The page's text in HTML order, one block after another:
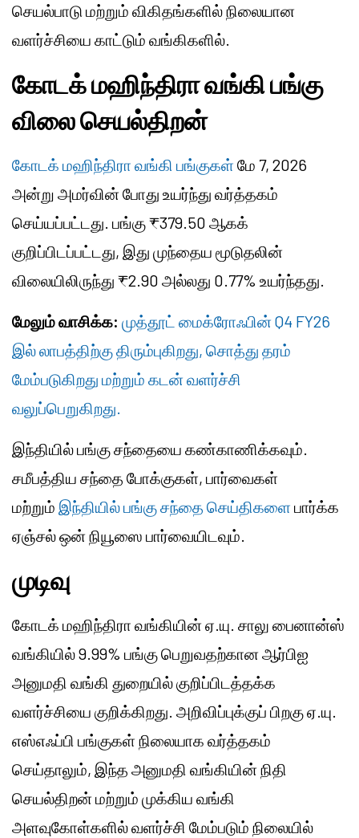
செயல்பாடு மற்றும் விகிதங்களில் நிலையான
வளர்ச்சியை காட்டும் வங்கிகளில்.
கோடக் மஹிந்திரா வங்கி பங்கு
விலை செயல்திறன்
கோடக் மஹிந்திரா வங்கி பங்குகள் மே 7, 2026
அன்று அமர்வின் போது உயர்ந்து வர்த்தகம்
செய்யப்பட்டது. பங்கு ₹379.50 ஆகக்
குறிப்பிடப்பட்டது, இது முந்தைய மூடுதலின்
விலையிலிருந்து ₹2.90 அல்லது 0.77% உயர்ந்தது.
மேலும் வாசிக்க: முத்தூட் மைக்ரோஃபின் Q4 FY26
இல் லாபத்திற்கு திரும்புகிறது, சொத்து தரம்
மேம்படுகிறது மற்றும் கடன் வளர்ச்சி
வலுப்பெறுகிறது.
இந்தியில் பங்கு சந்தையை கண்காணிக்கவும்.
சமீபத்திய சந்தை போக்குகள், பார்வைகள்
மற்றும் இந்தியில் பங்கு சந்தை செய்திகளை பார்க்க
ஏஞ்சல் ஒன் நியூஸை பார்வையிடவும்.
முடிவு
கோடக் மஹிந்திரா வங்கியின் ஏ.யு. சாலு பைனான்ஸ்
வங்கியில் 9.99% பங்கு பெறுவதற்கான ஆர்பிஐ
அனுமதி வங்கி துறையில் குறிப்பிடத்தக்க
வளர்ச்சியை குறிக்கிறது. அறிவிப்புக்குப் பிறகு ஏ.யு.
எஸ்எஃப்பி பங்குகள் நிலையாக வர்த்தகம்
செய்தாலும், இந்த அனுமதி வங்கியின் நிதி
செயல்திறன் மற்றும் முக்கிய வங்கி
அளவுகோள்களில் வளர்ச்சி மேம்படும் நிலையில்